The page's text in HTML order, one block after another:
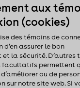
:
aux
(cookies)
des témoins de
d’en assurer le bon
la sécurité. D’autres
facultatifs permettent
ou de
sur notre site web. Si